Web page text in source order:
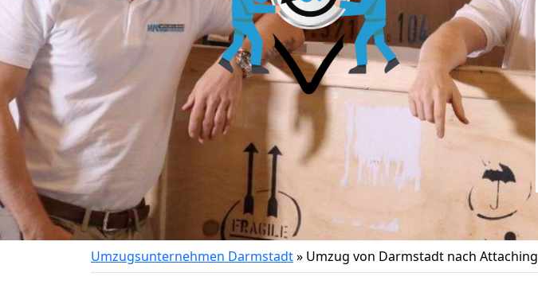
Umzugsunternehmen Darmstadt» Umzug von Darmstadt nach Attaching